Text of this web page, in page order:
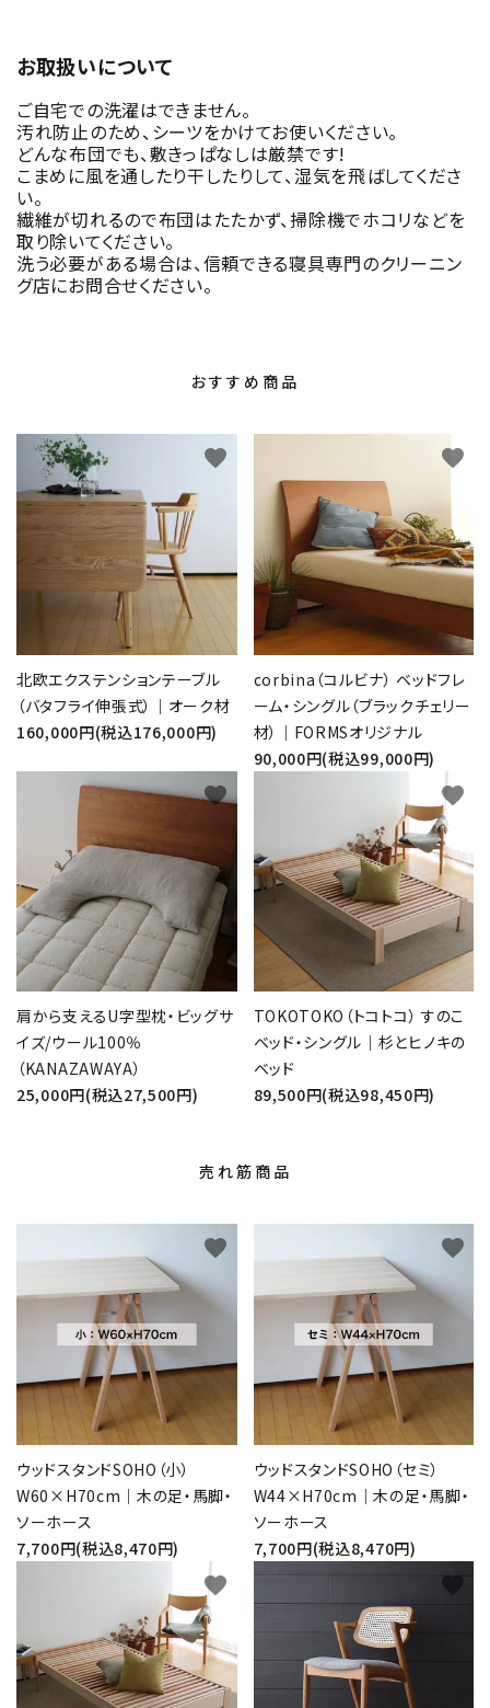
お取扱いについて
ご自宅での洗濯はできません。
汚れ防止のため、シーツをかけてお使いください。
どんな布団でも、敷きっぱなしは厳禁です!
こまめに風を通したり干したりして、湿気を飛ばしてくださ
い。
繊維が切れるので布団はたたかず、掃除機でホコリなどを
取り除いてください。
洗う必要がある場合は、信頼できる寝具専門のクリーニン
グ店にお問合せください。
おすすめ商品
北欧エクステンションテーブル
（バタフライ伸張式）｜オーク材
160,000円(税込176,000円)
favorite
corbina（コルビナ） ベッドフレ
ーム・シングル（ブラックチェリー
材）｜FORMSオリジナル
90,000円(税込99,000円)
favorite
肩から支えるU字型枕・ビッグサ
イズ/ウール100％
（KANAZAWAYA）
25,000円(税込27,500円)
favorite
TOKOTOKO（トコトコ） すのこ
ベッド・シングル｜杉とヒノキの
ベッド
89,500円(税込98,450円)
favorite
売れ筋商品
ウッドスタンドSOHO（小）
W60×H70cm｜木の足・馬脚・
ソーホース
7,700円(税込8,470円)
favorite
ウッドスタンドSOHO（セミ）
W44×H70cm｜木の足・馬脚・
ソーホース
7,700円(税込8,470円)
favorite
favorite favorite